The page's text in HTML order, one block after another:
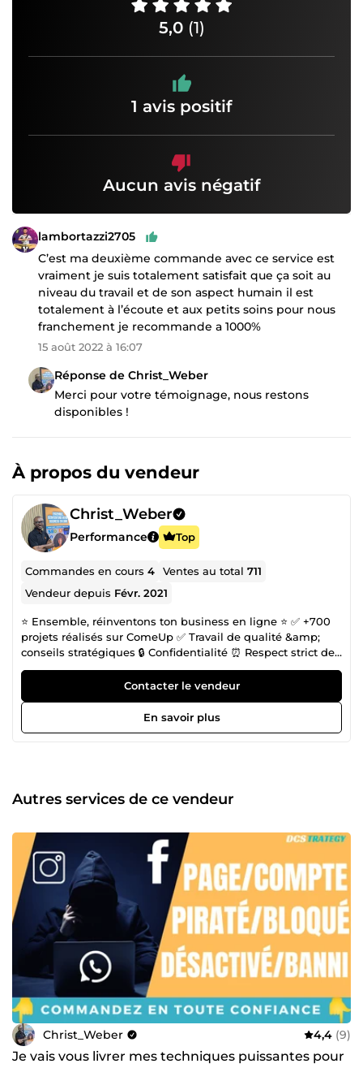
5,0 (1)
1 avis positif
Aucun avis négatif
lambortazzi2705
C’est ma deuxième commande avec ce service est
vraiment je suis totalement satisfait que ça soit au
niveau du travail et de son aspect humain il est
totalement à l’écoute et aux petits soins pour nous
franchement je recommande a 1000%
15 août 2022 à 16:07
Réponse de Christ_Weber
Merci pour votre témoignage, nous restons
disponibles !
À propos du vendeur
Christ_Weber
Performance Top
Commandes en cours4 Ventes au total711
Vendeur depuis Févr. 2021
⭐️ Ensemble, réinventons ton business en ligne ⭐️ ✅ +700
projets réalisés sur ComeUp ✅ Travail de qualité &amp;
conseils stratégiques 🔒 Confidentialité ⏰ Respect strict des
délais 👋 Je suis Christ, fondateur de l’agence
DCSTRATEGY. Avec mon équipe, j’accompagne les auteurs
et entrepreneurs sur Amazon KDP et le marketing digital à
360° pour construire un business rentable. 💬 Contacte-moi
dès maintenant pour transformer ton projet en résultats
Contacter le vendeur
En savoir plus
Autres services de ce vendeur
Christ_Weber 4,4 (9)
Je vais vous livrer mes techniques puissantes pour